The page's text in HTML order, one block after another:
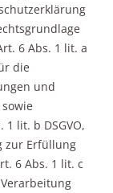
6 Abs. 1 lit. a
die
und
lit. b DSGVO,
zur Erfüllung
6 Abs. 1 lit. c